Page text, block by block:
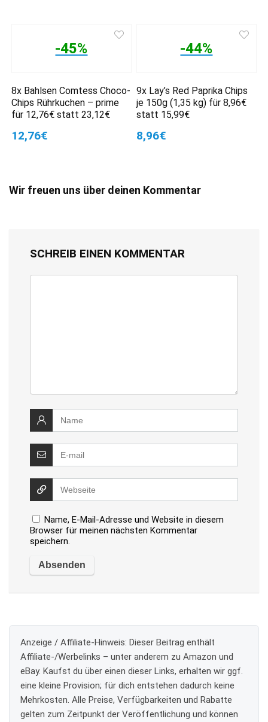
-45%
8x Bahlsen Comtess Choco-
Chips Rührkuchen – prime
für 12,76€ statt 23,12€
12,76€
-44%
9x Lay’s Red Paprika Chips
je 150g (1,35 kg) für 8,96€
statt 15,99€
8,96€
Wir freuen uns über deinen Kommentar
SCHREIB EINEN KOMMENTAR
Name, E-Mail-Adresse und Website in diesem
Browser für meinen nächsten Kommentar
speichern.
Anzeige / Affiliate-Hinweis: Dieser Beitrag enthält
Affiliate-/Werbelinks – unter anderem zu Amazon und
eBay. Kaufst du über einen dieser Links, erhalten wir ggf.
eine kleine Provision; für dich entstehen dadurch keine
Mehrkosten. Alle Preise, Verfügbarkeiten und Rabatte
gelten zum Zeitpunkt der Veröffentlichung und können